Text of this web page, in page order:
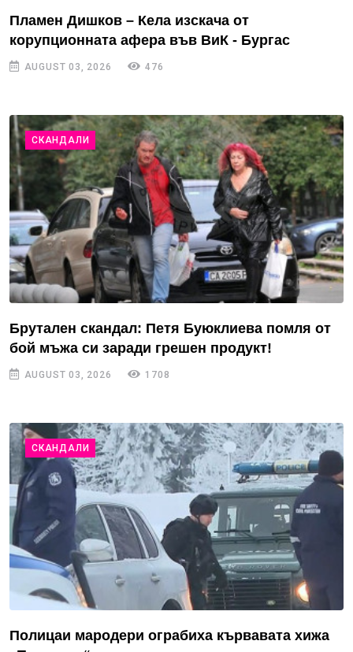
Пламен Дишков – Кела изскача от
корупционната афера във ВиК - Бургас
AUGUST 03, 2026 476
СКАНДАЛИ
Брутален скандал: Петя Буюклиева помля от
бой мъжа си заради грешен продукт!
AUGUST 03, 2026 1708
СКАНДАЛИ
Полицаи мародери ограбиха кървавата хижа